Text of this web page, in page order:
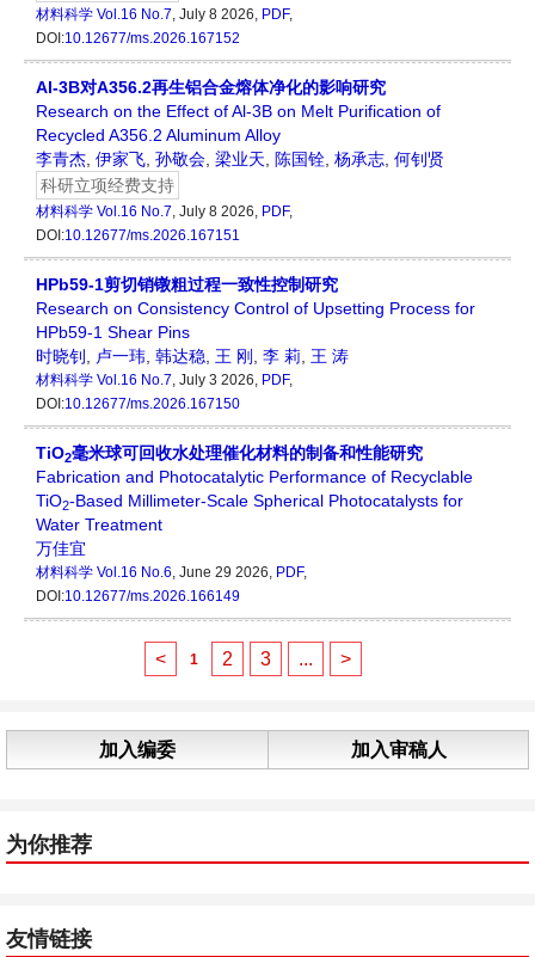
材料科学 Vol.16 No.7, July 8 2026, PDF,
DOI:10.12677/ms.2026.167152
Al-3B对A356.2再生铝合金熔体净化的影响研究
Research on the Effect of Al-3B on Melt Purification of
Recycled A356.2 Aluminum Alloy
李青杰 伊家飞 孙敬会 梁业天 陈国铨 杨承志 何钊贤
科研立项经费支持
材料科学 Vol.16 No.7, July 8 2026, PDF,
DOI:10.12677/ms.2026.167151
HPb59-1剪切销镦粗过程一致性控制研究
Research on Consistency Control of Upsetting Process for
HPb59-1 Shear Pins
时晓钊
卢一玮 韩达稳 王 刚 李 莉 王 涛
材料科学 Vol.16 No.7, July 3 2026, PDF,
DOI:10.12677/ms.2026.167150
TiO2毫米球可回收水处理催化材料的制备和性能研究
Fabrication and Photocatalytic Performance of Recyclable
TiO2-Based Millimeter-Scale Spherical Photocatalysts for
Water Treatment
万佳宜
材料科学 Vol.16 No.6, June 29 2026, PDF,
DOI:10.12677/ms.2026.166149
< 1 2 3 ... >
加入编委 加入审稿人
为你推荐
友情链接